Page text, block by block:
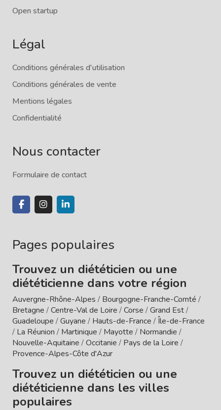
Open startup
Légal
Conditions générales d'utilisation
Conditions générales de vente
Mentions légales
Confidentialité
Nous contacter
Formulaire de contact
Pages populaires
Trouvez un diététicien ou une
diététicienne dans votre région
Auvergne-Rhône-Alpes / Bourgogne-Franche-Comté /
Bretagne /Centre-Val de Loire /Corse /Grand Est/
Guadeloupe /Guyane / Hauts-de-France /Île-de-France
/ La Réunion / Martinique / Mayotte / Normandie /
Nouvelle-Aquitaine /Occitanie / Pays de la Loire /
Provence-Alpes-Côte d'Azur
Trouvez un diététicien ou une
diététicienne dans les villes
populaires